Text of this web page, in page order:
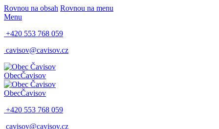
Rovnou na obsah Rovnou na menu
Menu
+420 553 768 059
cavisov@cavisov.cz
ObecČavisov
ObecČavisov
+420 553 768 059
cavisov@cavisov.cz